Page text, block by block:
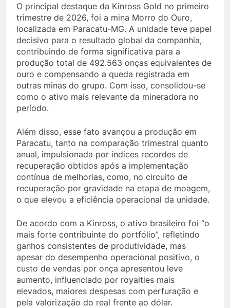
O principal destaque da Kinross Gold no primeiro
trimestre de 2026, foi a mina Morro do Ouro,
localizada em Paracatu-MG. A unidade teve papel
decisivo para o resultado global da companhia,
contribuindo de forma significativa para a
produção total de 492.563 onças equivalentes de
ouro e compensando a queda registrada em
outras minas do grupo. Com isso, consolidou-se
como o ativo mais relevante da mineradora no
período.
Além disso, esse fato avançou a produção em
Paracatu, tanto na comparação trimestral quanto
anual, impulsionada por índices recordes de
recuperação obtidos após a implementação
contínua de melhorias, como, no circuito de
recuperação por gravidade na etapa de moagem,
o que elevou a eficiência operacional da unidade.
De acordo com a Kinross, o ativo brasileiro foi “o
mais forte contribuinte do portfólio”, refletindo
ganhos consistentes de produtividade, mas
apesar do desempenho operacional positivo, o
custo de vendas por onça apresentou leve
aumento, influenciado por royalties mais
elevados, maiores despesas com perfuração e
pela valorização do real frente ao dólar.